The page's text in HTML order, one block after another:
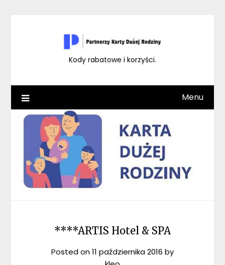
Kody rabatowe i korzyści.
Menu
****ARTIS Hotel & SPA
Posted on11 października 2016 by